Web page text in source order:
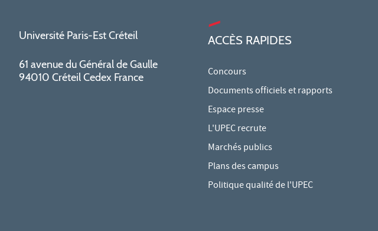
Université Paris-Est Créteil
61 avenue du Général de Gaulle
94010 Créteil Cedex France
ACCÈS RAPIDES
Concours
Documents officiels et rapports
Espace presse
L'UPEC recrute
Marchés publics
Plans des campus
Politique qualité de l'UPEC